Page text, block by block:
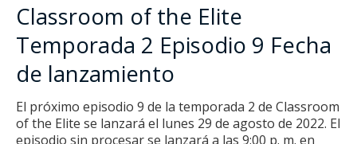
Classroom of the Elite
Temporada 2 Episodio 9 Fecha
de lanzamiento
El próximo episodio 9 de la temporada 2 de Classroom
of the Elite se lanzará el lunes 29 de agosto de 2022. El
episodio sin procesar se lanzará a las 9:00 p. m. en